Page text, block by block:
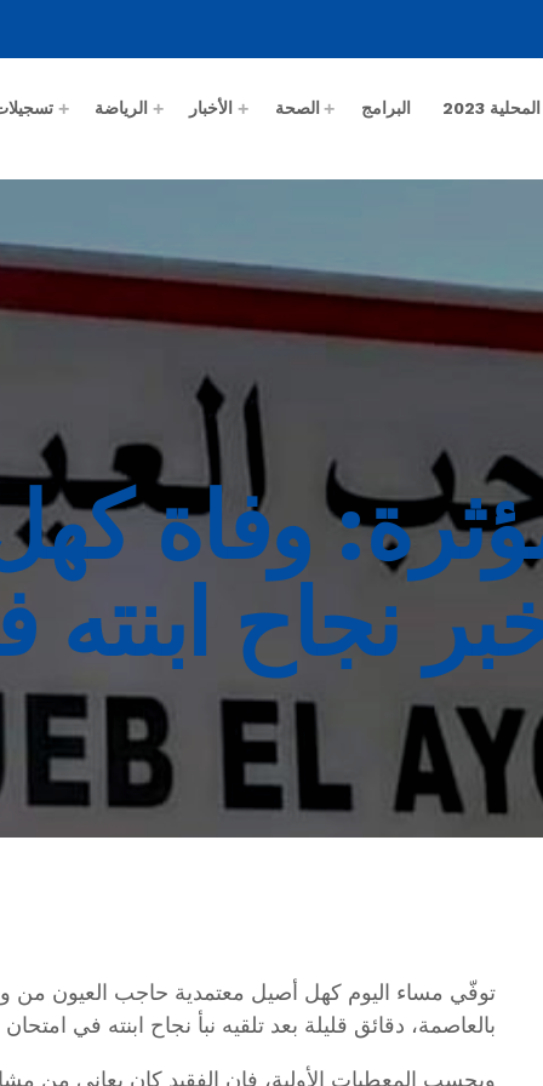
2023 البرامج الصحة الأخبار الرياضة
وفاة
نجاح ابنته
توفّي مساء اليوم كهل أصيل معتمدية حاجب العيون من
بالعاصمة، دقائق قليلة بعد تلقيه نبأ نجاح ابنته في امتحان
وبحسب المعطيات الأولية، فإن الفقيد كان يعاني من